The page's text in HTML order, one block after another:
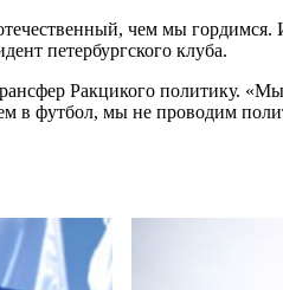
чем мы
петербургского клуба.
Ракцикого политику.
в футбол, мы не проводим